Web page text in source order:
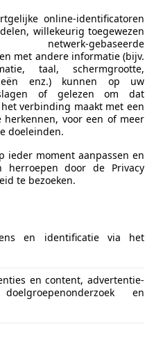
Avantgarde
online-identificatoren
willekeurig toegewezen
netwerk-gebaseerde
met andere informatie (bijv.
taal, schermgrootte,
enz.) kunnen op uw
of gelezen om dat
verbinding maakt met een
voor een of meer
doeleinden.
ieder moment aanpassen en
herroepen door de Privacy
te bezoeken.
en identificatie via het
en content, advertentie-
en